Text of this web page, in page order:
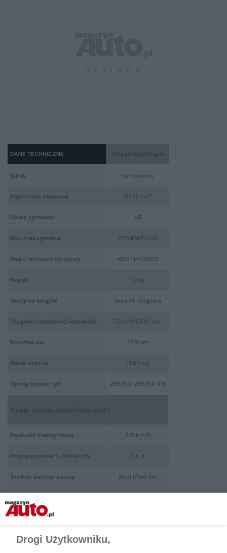
benzynowy
5572 cm 3
V8
275 KM/5000
460 Nm/3200
tylny
man./4-biegowa
534/194/130 cm
279 cm
1580 kg
235/60; 255/60 R15
215 km/h
7,0 s
25,0 l/100 km
DANE TECHNICZNE
Silnik
Pojemność skokowa
Układ cylindrów
Moc maksymalna
Maks. moment obrotowy
Napęd
Skrzynia biegów
Długość/szerokość/wysokość
Rozstaw osi
Masa własna
Opony (przód; tył)
Prędkość maksymalna
Przyspieszenie 0-100 km/h
Średnie zużycie paliwa
Udostępnij
Drogi Użytkowniku,